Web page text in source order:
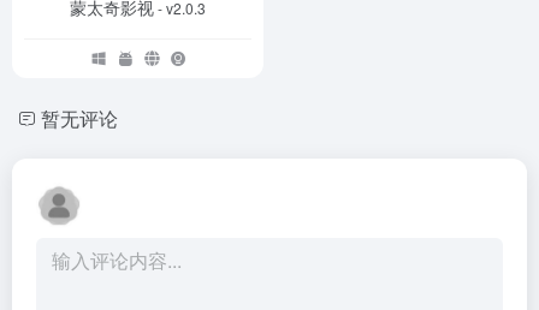
蒙太奇影视- v2.0.3
暂无评论